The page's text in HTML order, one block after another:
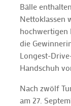
Bälle
Nettoklassen
hochwertigen
die
Longest-
Handschuh
Nach zwölf
am 27.